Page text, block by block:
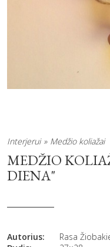
Interjerui Medžio koliažai
MEDŽIO
DIENA"
Autorius:
Rasa